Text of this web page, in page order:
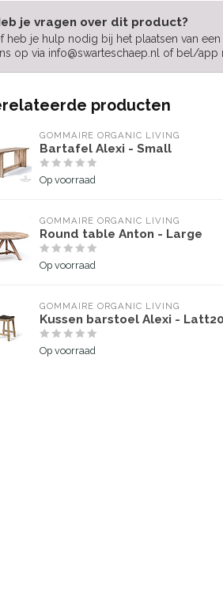
je vragen over dit product?
heb je hulp nodig bij het plaatsen van
op via info@swarteschaep.nl of bel/app
producten
GOMMAIRE ORGANIC LIVING
Bartafel Alexi - Small
Op voorraad
GOMMAIRE ORGANIC LIVING
Round table Anton - Large
Op voorraad
GOMMAIRE ORGANIC LIVING
Kussen barstoel Alexi - Latt20
Op voorraad